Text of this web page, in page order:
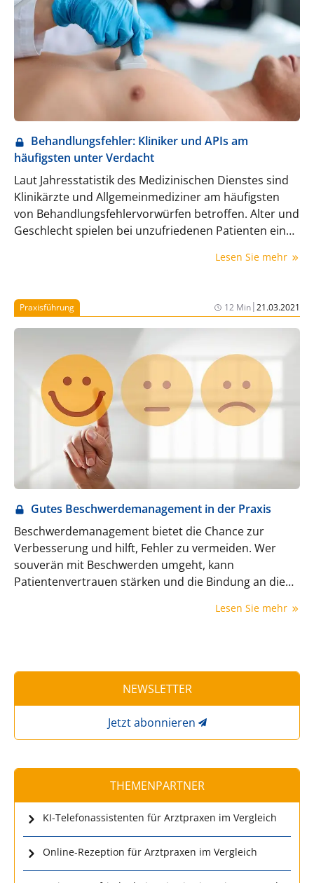
Behandlungsfehler: Kliniker und APIs am
häufigsten unter Verdacht
Laut Jahresstatistik des Medizinischen Dienstes sind
Klinikärzte und Allgemeinmediziner am häufigsten
von Behandlungsfehlervorwürfen betroffen. Alter und
Geschlecht spielen bei unzufriedenen Patienten eine
Lesen Sie mehr
Praxisführung 12 Min|21.03.2021
Gutes Beschwerdemanagement in der Praxis
Beschwerdemanagement bietet die Chance zur
Verbesserung und hilft, Fehler zu vermeiden. Wer
souverän mit Beschwerden umgeht, kann
Patientenvertrauen stärken und die Bindung an die
das Wissen, etwas bewirkt zu haben – auch wenn sich
Lesen Sie mehr
NEWSLETTER
Jetzt abonnieren
THEMENPARTNER
KI-Telefonassistenten für Arztpraxen im Vergleich
Online-Rezeption für Arztpraxen im Vergleich